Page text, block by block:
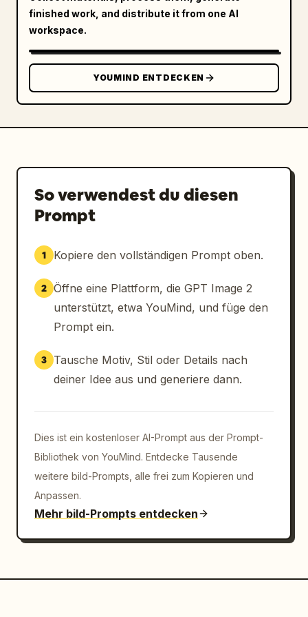
finished work, and distribute it from one AI
workspace.
YOUMIND ENTDECKEN
So verwendest du diesen
Prompt
1 Kopiere den vollständigen Prompt oben.
2 Öffne eine Plattform, die GPT Image 2
unterstützt, etwa YouMind, und füge den
Prompt ein.
3
Tausche Motiv, Stil oder Details nach
deiner Idee aus und generiere dann.
Dies ist ein kostenloser AI-Prompt aus der Prompt-
Bibliothek von YouMind. Entdecke Tausende
weitere bild-Prompts, alle frei zum Kopieren und
Anpassen.
Mehr bild-Prompts entdecken